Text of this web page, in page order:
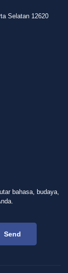
Selatan 12620
bahasa, budaya,
Send